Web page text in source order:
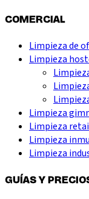
COMERCIAL
Limpieza de
Limpieza
Limpieza
Limpieza
Limpieza
Limpieza
GUÍAS Y